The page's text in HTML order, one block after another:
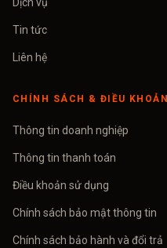
Dịch vụ
Tin tức
Liên hệ
CHÍNH SÁCH & ĐIỀU KHOẢN
Thông tin doanh nghiệp
Thông tin thanh toán
Điều khoản sử dụng
Chính sách bảo mật thông tin
Chính sách bảo hành và đổi trả